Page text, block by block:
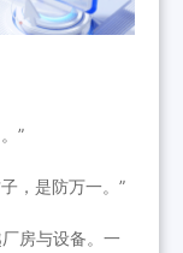
”
，是防万一。”
房与设备。一